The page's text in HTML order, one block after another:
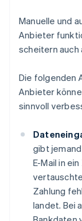
Manuelle und
Anbieter
scheitern auch
Die folgenden
Anbieter
sinnvoll
gibt
E-Mail in
Zahlung
landet. Bei